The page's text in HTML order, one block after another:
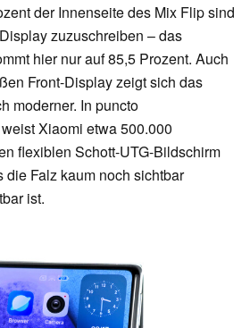
der Innenseite des Mix Flip sind
zuzuschreiben – das
hier nur auf 85,5 Prozent. Auch
Front-Display zeigt sich das
moderner. In puncto
Xiaomi etwa 500.000
flexiblen Schott-UTG-Bildschirm
die Falz kaum noch sichtbar
ist.